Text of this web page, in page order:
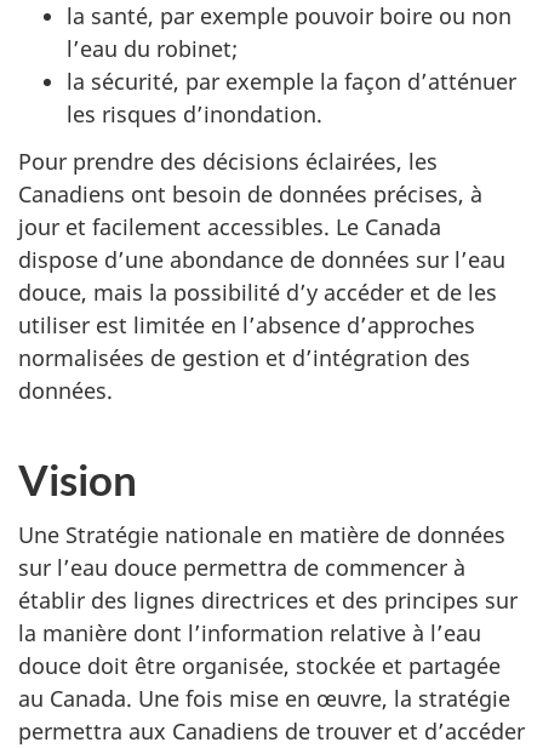
la santé, par exemple pouvoir boire ou non
l’eau du robinet;
la sécurité, par exemple la façon d’atténuer
les risques d’inondation.
Pour prendre des décisions éclairées, les
Canadiens ont besoin de données précises, à
jour et facilement accessibles. Le Canada
dispose d’une abondance de données sur l’eau
douce, mais la possibilité d’y accéder et de les
utiliser est limitée en l’absence d’approches
normalisées de gestion et d’intégration des
données.
Vision
Une Stratégie nationale en matière de données
sur l’eau douce permettra de commencer à
établir des lignes directrices et des principes sur
la manière dont l’information relative à l’eau
douce doit être organisée, stockée et partagée
au Canada. Une fois mise en œuvre, la stratégie
permettra aux Canadiens de trouver et d’accéder